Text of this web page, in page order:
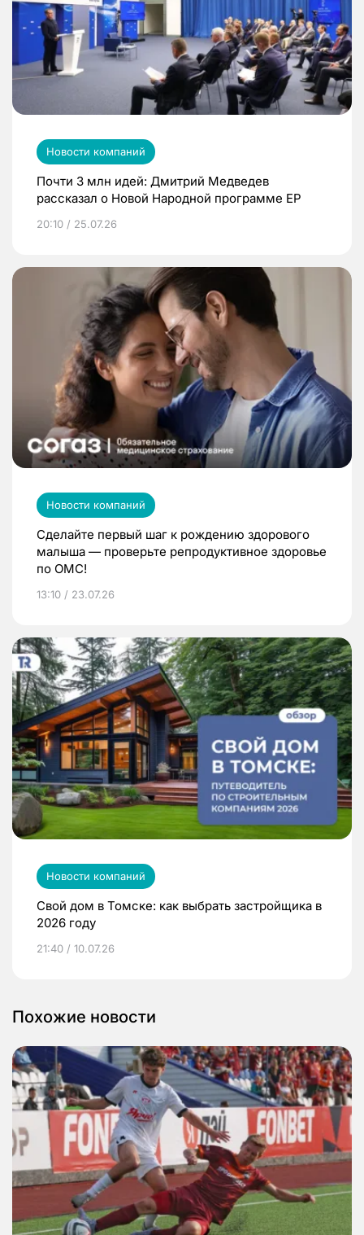
Новости компаний
Почти 3 млн идей: Дмитрий Медведев
рассказал о Новой Народной программе ЕР
20:10 / 25.07.26
Новости компаний
Сделайте первый шаг к рождению здорового
малыша — проверьте репродуктивное здоровье
по ОМС!
13:10 / 23.07.26
Новости компаний
Свой дом в Томске: как выбрать застройщика в
2026 году
21:40 / 10.07.26
Похожие новости